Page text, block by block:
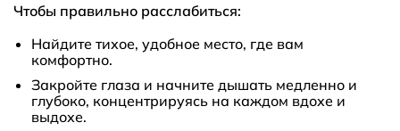
Чтобы правильно расслабиться:
Найдите тихое, удобное место, где вам
комфортно.
Закройте глаза и начните дышать медленно и
глубоко, концентрируясь на каждом вдохе и
выдохе.